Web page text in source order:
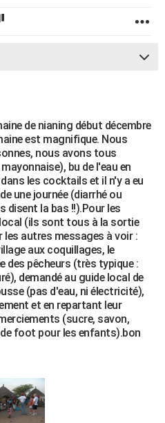
de nianing début décembre
est magnifique. Nous
nous avons tous
bu de l'eau en
les cocktails et il n'y a eu
une journée (diarrhé ou
disent la bas !!).Pour les
(ils sont tous à la sortie
les autres messages à voir :
aux coquillages, le
des pêcheurs (très typique :
demandé au guide local de
(pas d'eau, ni électricité),
et en repartant leur
(sucre, savon,
foot pour les enfants).bon